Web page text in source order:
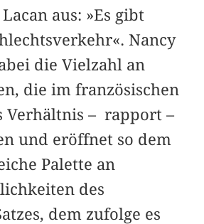
aus: »Es gibt
Nancy
die Vielzahl an
die im französischen
Verhältnis – rapport –
und eröffnet so dem
Palette an
des
dem zufolge es